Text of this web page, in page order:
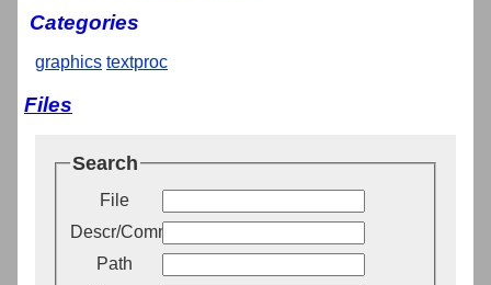
Categories
graphics textproc
Files
Search
File
Descr/Comment
Path